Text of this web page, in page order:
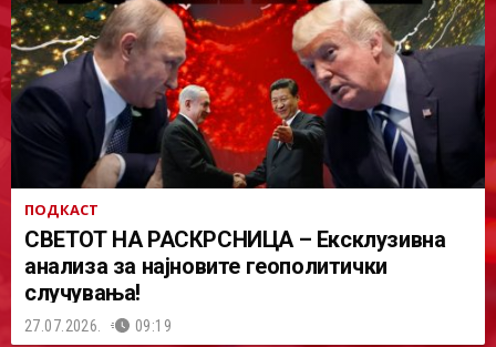
ПОДКАСТ
СВЕТОТ НА РАСКРСНИЦА – Ексклузивна
анализа за најновите геополитички
случувања!
27.07.2026. 09:19